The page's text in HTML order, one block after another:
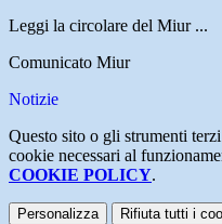
Leggi la circolare del Miur ...
Comunicato Miur
Notizie
Questo sito o gli strumenti
cookie necessari al
COOKIE POLICY.
Personalizza Rifiuta tutti i